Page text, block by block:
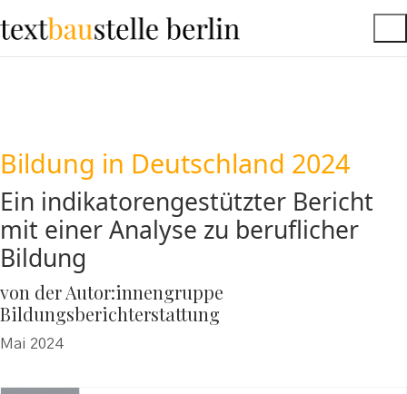
Bildung in Deutschland 2024
Ein indikatorengestützter Bericht
mit einer Analyse zu beruflicher
Bildung
von der Autor:innengruppe
Bildungsberichterstattung
Mai 2024